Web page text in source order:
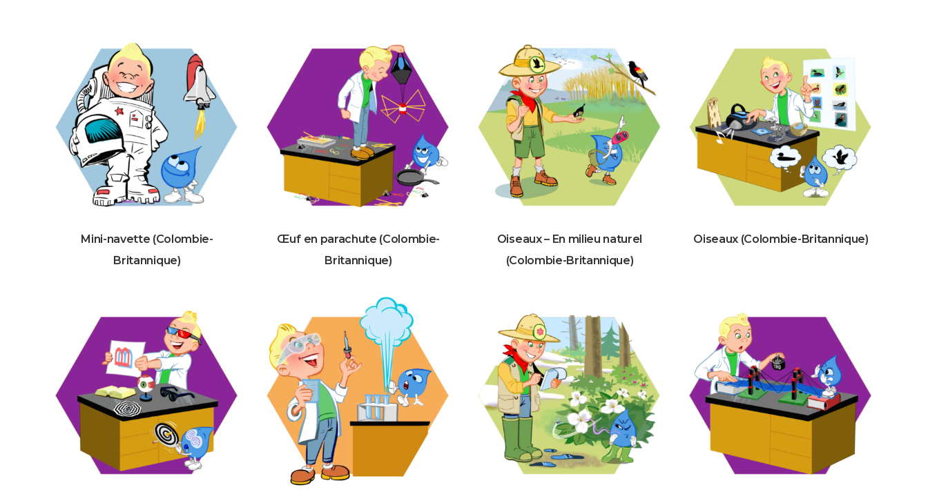
Mini-navette (Colombie-
Britannique)
Œuf en parachute (Colombie-
Britannique)
Oiseaux – En milieu naturel
(Colombie-Britannique)
Oiseaux (Colombie-Britannique)